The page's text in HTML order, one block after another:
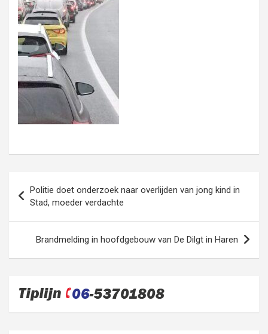
navigatie
Politie doet onderzoek naar overlijden van jong kind in
Stad, moeder verdachte
Brandmelding in hoofdgebouw van De Dilgt in Haren